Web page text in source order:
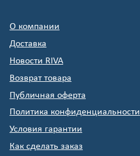
О компании
Доставка
Новости RIVA
Возврат товара
Публичная оферта
Политика конфиденциальности
Условия гарантии
Как сделать заказ